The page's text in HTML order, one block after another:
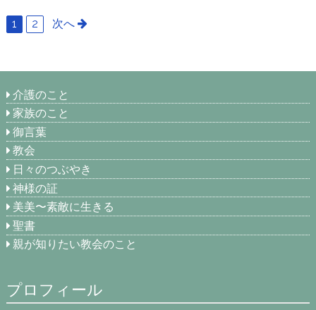
1 2 次へ
介護のこと
家族のこと
御言葉
教会
日々のつぶやき
神様の証
美美〜素敵に生きる
聖書
親が知りたい教会のこと
プロフィール